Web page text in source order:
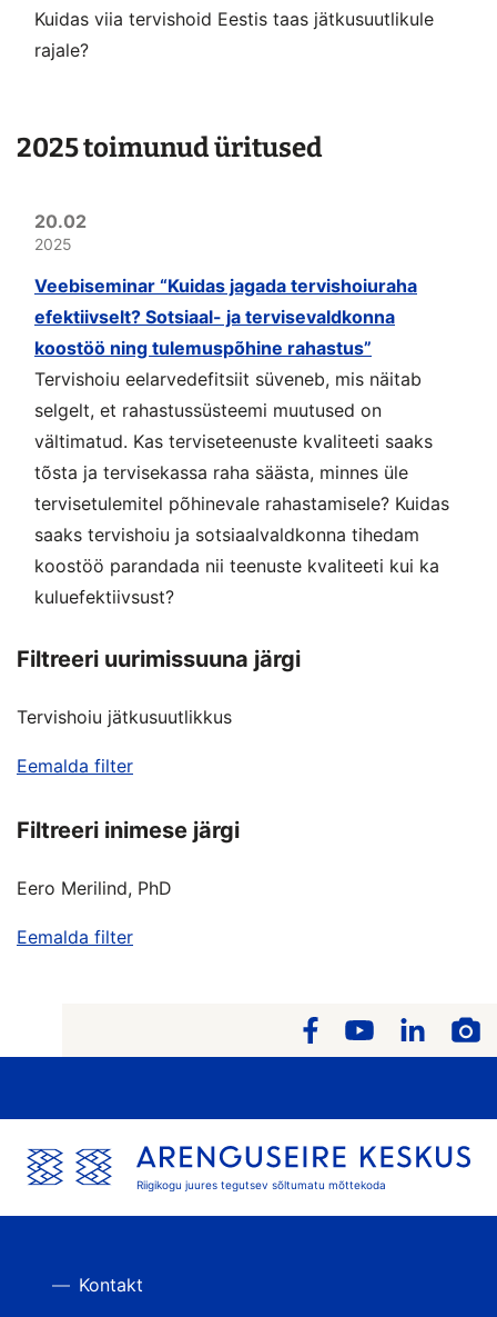
Kuidas viia tervishoid Eestis taas jätkusuutlikule
rajale?
2025 toimunud üritused
20.02
2025
Veebiseminar “Kuidas jagada tervishoiuraha
efektiivselt? Sotsiaal- ja tervisevaldkonna
koostöö ning tulemuspõhine rahastus”
Tervishoiu eelarvedefitsiit süveneb, mis näitab
selgelt, et rahastussüsteemi muutused on
vältimatud. Kas terviseteenuste kvaliteeti saaks
tõsta ja tervisekassa raha säästa, minnes üle
tervisetulemitel põhinevale rahastamisele? Kuidas
saaks tervishoiu ja sotsiaalvaldkonna tihedam
koostöö parandada nii teenuste kvaliteeti kui ka
kuluefektiivsust?
Filtreeri uurimissuuna järgi
Tervishoiu jätkusuutlikkus
Eemalda filter
Filtreeri inimese järgi
Eero Merilind, PhD
Eemalda filter
Riigikogu juures tegutsev sõltumatu mõttekoda
Kontakt